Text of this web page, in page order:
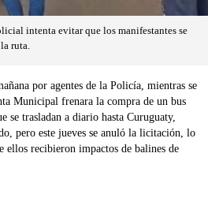
intenta evitar que los manifestantes se
ruta.
por agentes de la Policía, mientras se
Municipal frenara la compra de un bus
se trasladan a diario hasta Curuguaty,
pero este jueves se anuló la licitación, lo
ellos recibieron impactos de balines de